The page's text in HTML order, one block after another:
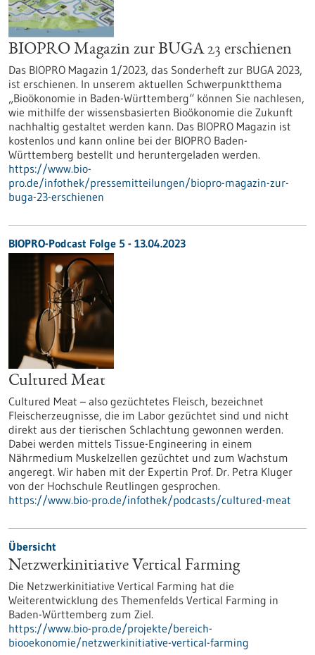
BIOPRO Magazin zur BUGA 23 erschienen
Das BIOPRO Magazin 1/2023, das Sonderheft zur BUGA 2023,
ist erschienen. In unserem aktuellen Schwerpunktthema
„Bioökonomie in Baden-Württemberg“ können Sie nachlesen,
wie mithilfe der wissensbasierten Bioökonomie die Zukunft
nachhaltig gestaltet werden kann. Das BIOPRO Magazin ist
kostenlos und kann online bei der BIOPRO Baden-
Württemberg bestellt und heruntergeladen werden.
https://www.bio-
pro.de/infothek/pressemitteilungen/biopro-magazin-zur-
buga-23-erschienen
BIOPRO-Podcast Folge 5 - 13.04.2023
Cultured Meat
Cultured Meat – also gezüchtetes Fleisch, bezeichnet
Fleischerzeugnisse, die im Labor gezüchtet sind und nicht
direkt aus der tierischen Schlachtung gewonnen werden.
Dabei werden mittels Tissue-Engineering in einem
Nährmedium Muskelzellen gezüchtet und zum Wachstum
angeregt. Wir haben mit der Expertin Prof. Dr. Petra Kluger
von der Hochschule Reutlingen gesprochen.
https://www.bio-pro.de/infothek/podcasts/cultured-meat
Übersicht
Netzwerkinitiative Vertical Farming
Die Netzwerkinitiative Vertical Farming hat die
Weiterentwicklung des Themenfelds Vertical Farming in
Baden-Württemberg zum Ziel.
https://www.bio-pro.de/projekte/bereich-
biooekonomie/netzwerkinitiative-vertical-farming